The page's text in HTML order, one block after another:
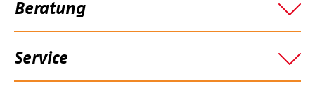
Beratung
Service